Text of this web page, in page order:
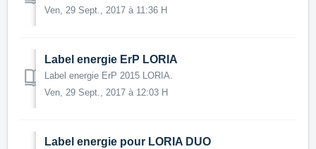
Ven, 29 Sept., 2017 à 11:36 H
Label energie ErP LORIA
Label energie ErP 2015 LORIA.
Ven, 29 Sept., 2017 à 12:03 H
Label energie pour LORIA DUO